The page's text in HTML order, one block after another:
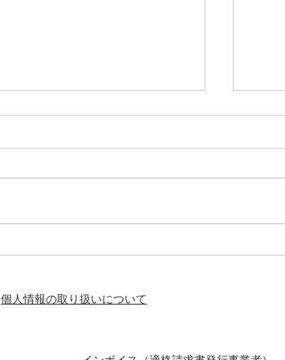
個人情報の取り扱いについて